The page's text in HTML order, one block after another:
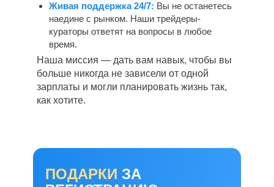
Наша миссия — дать вам навык, чтобы вы
больше никогда не зависели от одной
зарплаты и могли планировать жизнь так,
как хотите.
Живая поддержка 24/7: Вы не останетесь
наедине с рынком. Наши трейдеры-
кураторы ответят на вопросы в любое
время.
ПОДАРКИ ЗА